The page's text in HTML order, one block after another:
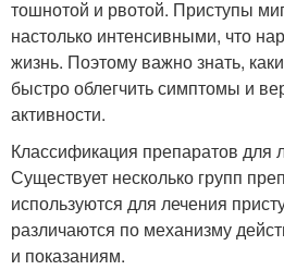
тошнотой и рвотой. Приступы
настолько интенсивными, что
жизнь. Поэтому важно знать,
быстро облегчить симптомы и
активности.
Классификация препаратов для
Существует несколько групп
используются для лечения
различаются по механизму
и показаниям.